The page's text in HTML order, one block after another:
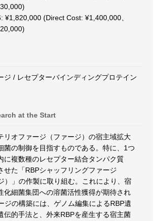
¥1,820,000 (Direct Cost: ¥1,400,000、
ジ / レセプターバインディングプロテイン
at the Start
リオファージ（ファージ）の宿主域拡大
菌の制御を目指すものである。特に、1つ
に複数種のレセプター結合タンパク質
せた「RBPシャッフリングファージ
）」の作製に取り組む。これにより、宿
化細菌集団への溶菌活性獲得が期待され
ジの構築には、ゲノム編集によるRBP遺
伝的手法と、外来RBPを産生する宿主菌